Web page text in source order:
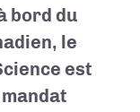
bord du
le
est